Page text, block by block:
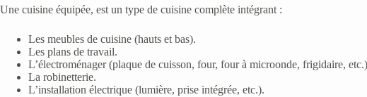
Une cuisine équipée, est un type de cuisine complète intégrant :
Les meubles de cuisine (hauts et bas).
Les plans de travail.
L’électroménager (plaque de cuisson, four, four à microonde, frigidaire,
La robinetterie.
L’installation électrique (lumière, prise intégrée, etc.).